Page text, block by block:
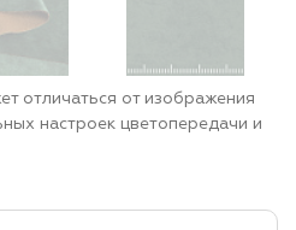
отличаться от изображения
настроек цветопередачи и